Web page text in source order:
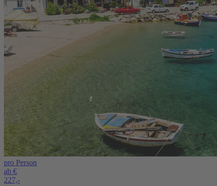
pro Person
ab €
227,-